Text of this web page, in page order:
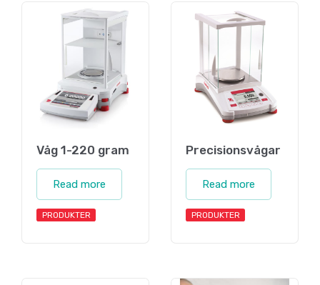
Våg 1-220 gram
Read more
PRODUKTER
Precisionsvågar
Read more
PRODUKTER